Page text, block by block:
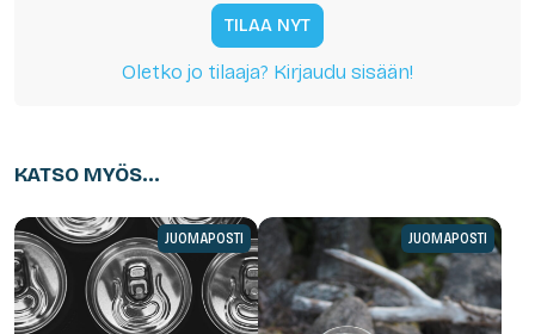
TILAA NYT
Oletko jo tilaaja? Kirjaudu sisään!
KATSO MYÖS...
JUOMAPOSTI JUOMAPOSTI